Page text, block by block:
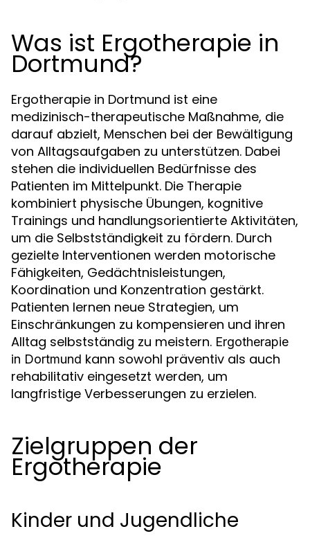
Was ist Ergotherapie in
Dortmund?
Ergotherapie in Dortmund ist eine
medizinisch-therapeutische Maßnahme, die
darauf abzielt, Menschen bei der Bewältigung
von Alltagsaufgaben zu unterstützen. Dabei
stehen die individuellen Bedürfnisse des
Patienten im Mittelpunkt. Die Therapie
kombiniert physische Übungen, kognitive
Trainings und handlungsorientierte Aktivitäten,
um die Selbstständigkeit zu fördern. Durch
gezielte Interventionen werden motorische
Fähigkeiten, Gedächtnisleistungen,
Koordination und Konzentration gestärkt.
Patienten lernen neue Strategien, um
Einschränkungen zu kompensieren und ihren
Alltag selbstständig zu meistern. Ergotherapie
in Dortmund kann sowohl präventiv als auch
rehabilitativ eingesetzt werden, um
langfristige Verbesserungen zu erzielen.
Zielgruppen der
Ergotherapie
Kinder und Jugendliche